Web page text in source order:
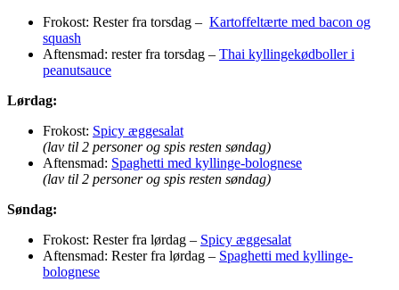
Frokost: Rester fra torsdag – Kartoffeltærte med bacon og
squash
Aftensmad: rester fra torsdag – Thai kyllingekødboller i
peanutsauce
Lørdag:
Frokost: Spicy æggesalat
(lav til 2 personer og spis resten søndag)
Aftensmad: Spaghetti med kyllinge-bolognese
(lav til 2 personer og spis resten søndag)
Søndag:
Frokost: Rester fra lørdag – Spicy æggesalat
Aftensmad: Rester fra lørdag – Spaghetti med kyllinge-
bolognese